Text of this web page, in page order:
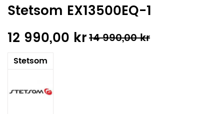
Stetsom EX13500EQ-1
12 990,00 kr14 990,00 kr
Stetsom